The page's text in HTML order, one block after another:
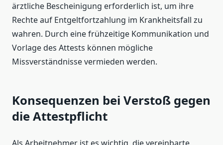
ärztliche Bescheinigung erforderlich ist, um ihre
Rechte auf Entgeltfortzahlung im Krankheitsfall zu
wahren. Durch eine frühzeitige Kommunikation und
Vorlage des Attests können mögliche
Missverständnisse vermieden werden.
Konsequenzen bei Verstoß gegen
die Attestpflicht